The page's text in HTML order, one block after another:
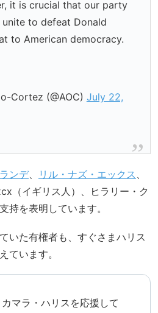
it is crucial that our party
to defeat Donald
to American democracy.
Cortez (@AOC) July 22,
ンデ、 リル・ナズ・エックス
（イギリス人）、ヒラリー・ク
持を表明しています。
いた有権者も、すぐさまハリス
ています。
マラ・ハリスを応援して